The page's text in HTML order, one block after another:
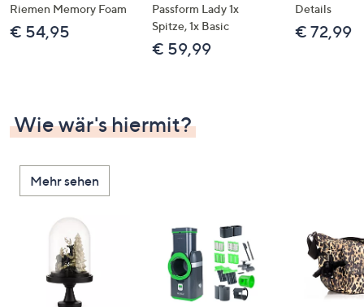
Riemen Memory Foam
€ 54,95
Passform Lady 1x
Spitze, 1x Basic
€ 59,99
Details
€ 72,99
Wie wär's hiermit?
Mehr sehen